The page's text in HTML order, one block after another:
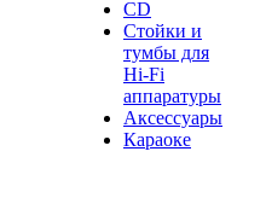
CD
Стойки и
тумбы для
Hi-Fi
аппаратуры
Аксессуары
Караоке